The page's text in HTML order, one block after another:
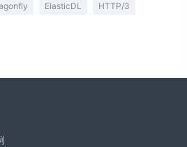
ElasticDL HTTP/3